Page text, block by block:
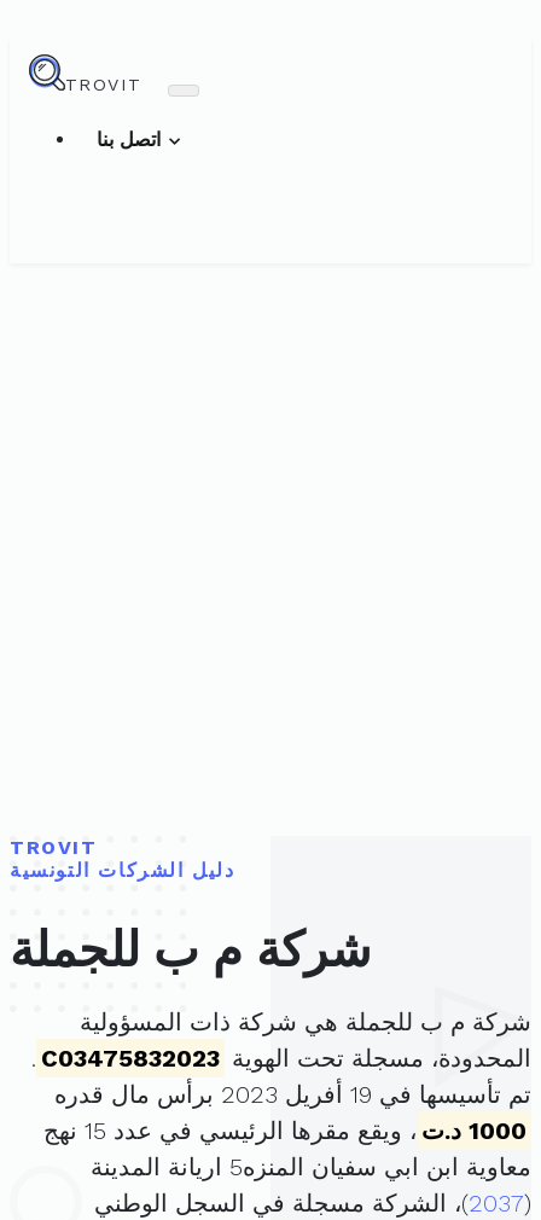
TROVIT
TROVIT
دليل الشركات التونسية
شركة م ب للجملة
شركة م ب للجملة هي شركة ذات المسؤولية
المحدودة، مسجلة تحت الهوية C03475832023
.
تم تأسيسها في 19 أفريل 2023 برأس مال قدره
1000 د.ت
، ويقع مقرها الرئيسي في عدد 15 نهج
معاوية ابن ابي سفيان المنزه5 اريانة المدينة
(
2037)، الشركة مسجلة في السجل الوطني